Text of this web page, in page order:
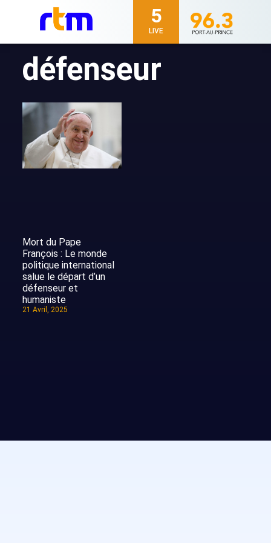
5
LIVE
défenseur
Mort du Pape
François : Le monde
politique international
salue le départ d’un
défenseur et
humaniste
21 Avril, 2025